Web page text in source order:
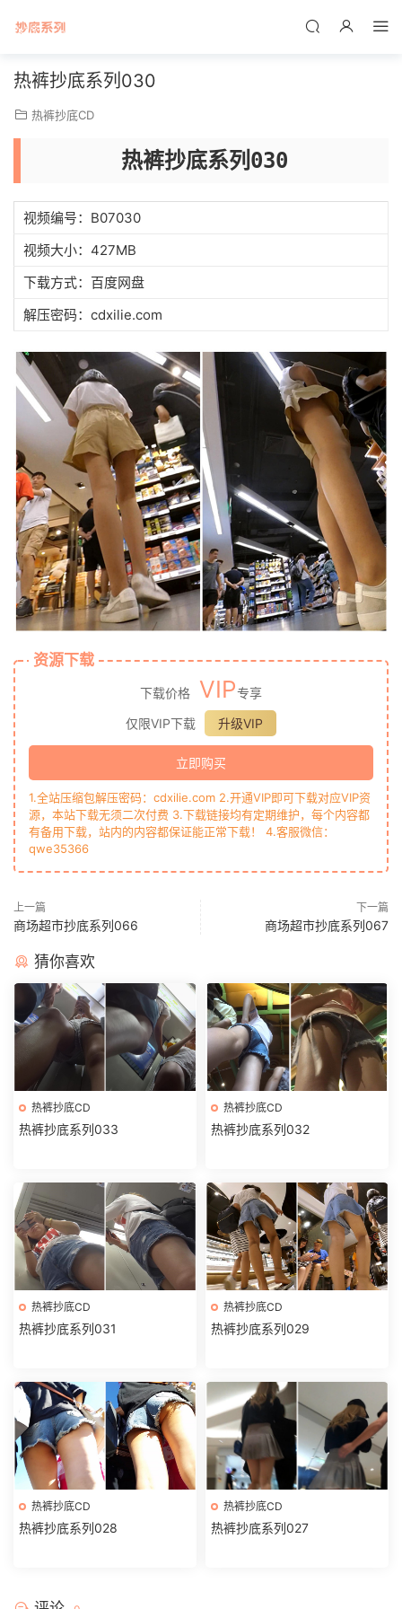
热裤抄底系列030
热裤抄底CD
热裤抄底系列030
视频编号：B07030
视频大小：427MB
下载方式：百度网盘
解压密码：cdxilie.com
资源下载
下载价格 VIP专享
仅限VIP下载
升级VIP
立即购买
1.全站压缩包解压密码：cdxilie.com 2.开通VIP即可下载对应VIP资
源，本站下载无须二次付费 3.下载链接均有定期维护，每个内容都
有备用下载，站内的内容都保证能正常下载！ 4.客服微信：
qwe35366
上一篇
商场超市抄底系列066
下一篇
商场超市抄底系列067
猜你喜欢
热裤抄底CD
热裤抄底系列033
热裤抄底CD
热裤抄底系列032
热裤抄底CD
热裤抄底系列031
热裤抄底CD
热裤抄底系列029
热裤抄底CD
热裤抄底系列028
热裤抄底CD
热裤抄底系列027